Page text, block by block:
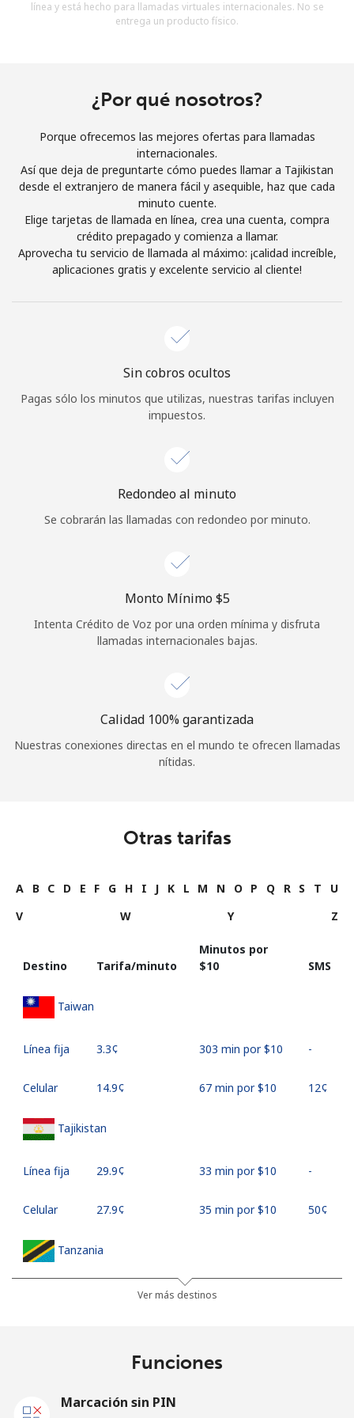
Al abrir una cuenta en este sitio web, estoy de acuerdo con
Términos y condiciones.
¡Hola!
Inicia sesión oREGÍSTRATE →
Iniciar Sesión
o
Continuar con
línea y está hecho para llamadas virtuales internacionales. No se
entrega un producto físico.
¿Por qué nosotros?
Porque ofrecemos las mejores ofertas para llamadas
internacionales.
Así que deja de preguntarte cómo puedes llamar a Tajikistan
desde el extranjero de manera fácil y asequible, haz que cada
minuto cuente.
Elige tarjetas de llamada en línea, crea una cuenta, compra
crédito prepagado y comienza a llamar.
Aprovecha tu servicio de llamada al máximo: ¡calidad increíble,
aplicaciones gratis y excelente servicio al cliente!
Sin cobros ocultos
Pagas sólo los minutos que utilizas, nuestras tarifas incluyen
impuestos.
Redondeo al minuto
Se cobrarán las llamadas con redondeo por minuto.
Monto Mínimo ⁦$5⁩
Intenta Crédito de Voz por una orden mínima y disfruta
llamadas internacionales bajas.
Calidad 100% garantizada
Nuestras conexiones directas en el mundo te ofrecen llamadas
nítidas.
Otras tarifas
A B C D E F G H I J K L M N O P Q R S T
U
V
W Y Z
Destino Tarifa/minuto
Minutos por
⁦$10⁩
SMS
Taiwan
Línea fija ⁦3.3¢⁩ 303 min por ⁦$10⁩ -
Celular ⁦14.9¢⁩ 67 min por ⁦$10⁩ ⁦12¢⁩
Tajikistan
Línea fija ⁦29.9¢⁩ 33 min por ⁦$10⁩ -
Celular ⁦27.9¢⁩ 35 min por ⁦$10⁩ ⁦50¢⁩
Tanzania
25 min por ⁦$10⁩
Línea fija
Ver más destinos
Funciones
Marcación sin PIN